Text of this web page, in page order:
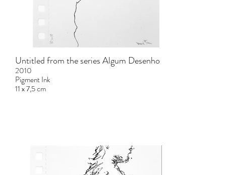
Untitled from the series Algum Desenho
2010
Pigment Ink
11 x 7,5 cm